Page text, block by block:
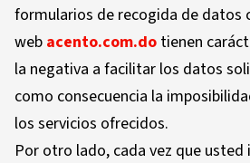
formularios de recogida de datos
web acento.com.do tienen
la negativa a facilitar los datos
como consecuencia la
los servicios ofrecidos.
Por otro lado, cada vez que